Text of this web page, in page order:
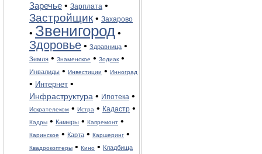
Заречье • Зарплата •
Застройщик • Захарово
• Звенигород •
Здоровье • Здравница •
Земля • Знаменское • Зодиак •
Инвалиды • Инвестиции • Инноград
• Интернет •
Инфраструктура • Ипотека •
Искрателеком • Истра • Кадастр •
Кадры • Камеры • Капремонт •
Каринское • Карта • Каршеринг •
Квадрокоптеры • Кино • Кладбища